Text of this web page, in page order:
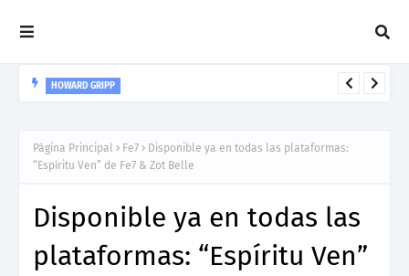
HOWARD GRIPP
Página Principal Fe7
Disponible ya en todas las plataformas:
“Espíritu Ven” de Fe7 & Zot Belle
Disponible ya en todas las
plataformas: “Espíritu Ven”